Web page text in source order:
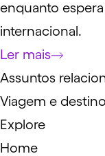
enquanto
internacional.
Ler mais
Assuntos
Viagem e
Explore
Home